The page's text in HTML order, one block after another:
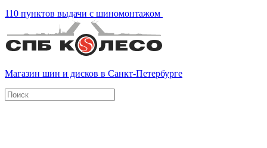
110 пунктов выдачи с шиномонтажом
Магазин шин и дисков в Санкт-Петербурге